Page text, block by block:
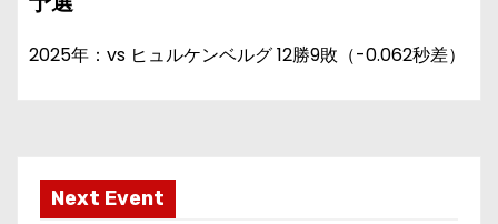
2025年：vs ヒュルケンベルグ 12勝9敗（-0.062秒差）
Next Event